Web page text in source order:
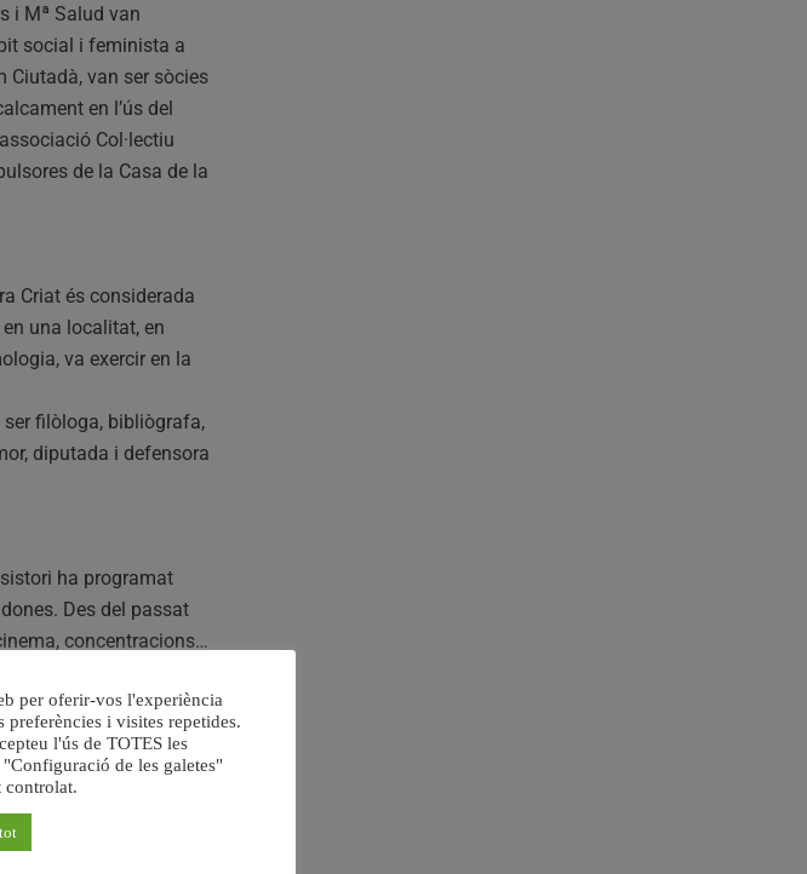
i Mª Salud van
social i feminista a
Ciutadà, van ser sòcies
en l’ús del
Col·lectiu
de la Casa de la
Criat és considerada
una localitat, en
va exercir en la
filòloga, bibliògrafa,
diputada i defensora
ha programat
Des del passat
concentracions…
una destinada a
sobre la
la pel·lícula
‘Avançar en
Jove. Posteriorment
per oferir-vos l'experiència
preferències i visites repetides.
l'ús de TOTES les
de les galetes"
controlat.